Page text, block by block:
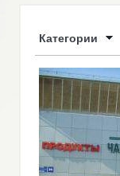
Категории